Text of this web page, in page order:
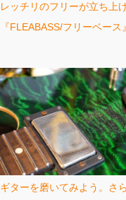
レッチリのフリーが立ち上
『FLEABASS/フリーベース
ギターを磨いてみよう。さ